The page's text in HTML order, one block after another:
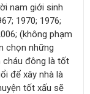
nam giới sinh
1970; 1976;
(không phạm
chọn những
cháu đông là tốt
để xây nhà là
tốt xấu sẽ